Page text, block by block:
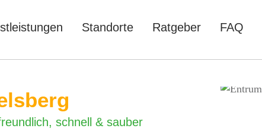
Standorte Ratgeber FAQ
schnell & sauber